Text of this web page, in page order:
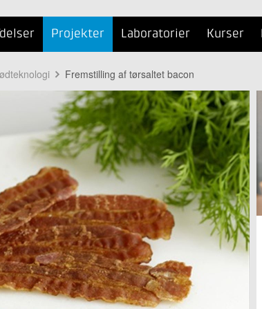
Projekter Laboratorier Kurser
Fremstilling af tørsaltet bacon